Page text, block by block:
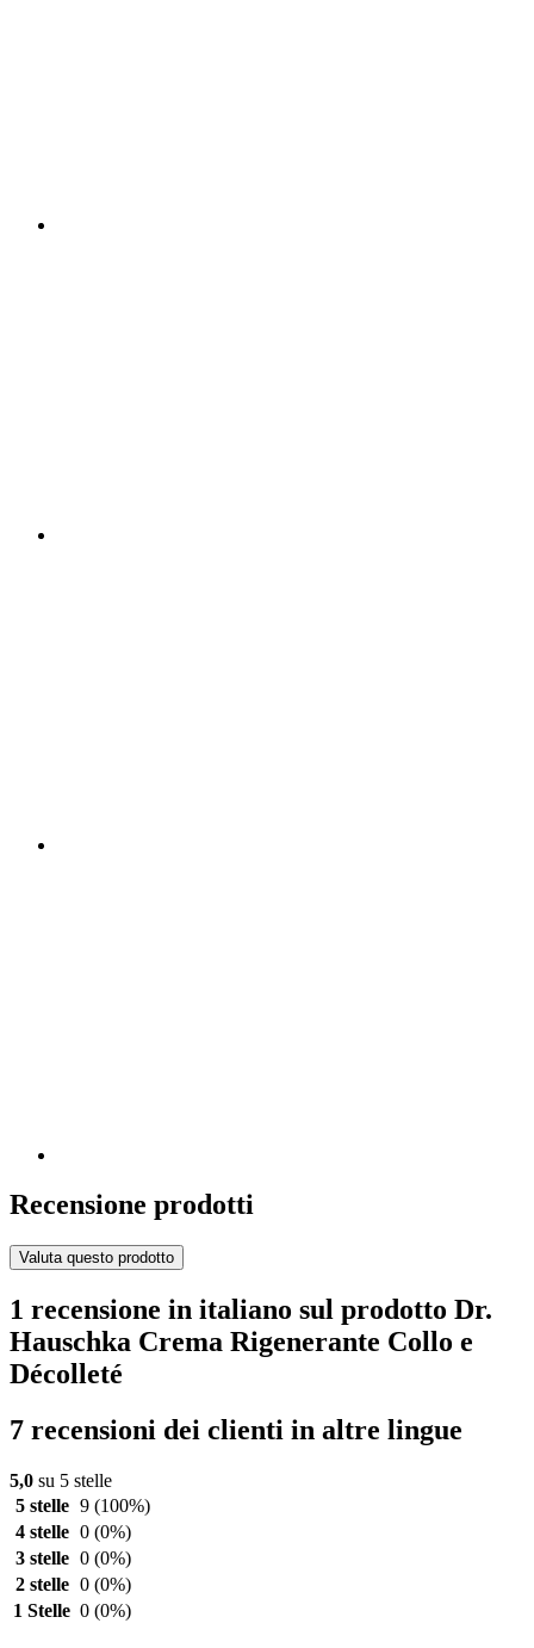
Recensione prodotti
Valuta questo prodotto
1 recensione in italiano sul prodotto Dr.
Hauschka Crema Rigenerante Collo e
Décolleté
7 recensioni dei clienti in altre lingue
5,0 su 5 stelle
5 stelle 9 (100%)
4 stelle 0 (0%)
3 stelle 0 (0%)
2 stelle 0 (0%)
1 Stelle 0 (0%)